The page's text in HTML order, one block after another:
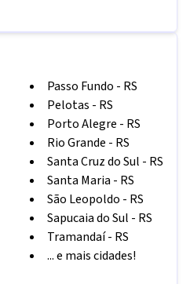
Passo Fundo - RS
Pelotas - RS
Porto Alegre - RS
Rio Grande - RS
Santa Cruz do Sul - RS
Santa Maria - RS
São Leopoldo - RS
Sapucaia do Sul - RS
Tramandaí- RS
... e mais cidades!